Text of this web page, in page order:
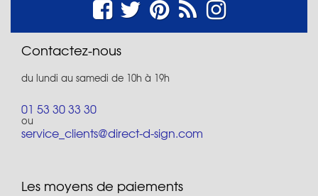
Contactez-nous
du lundi au samedi de 10h à 19h
01 53 30 33 30
ou
service_clients@direct-d-sign.com
Les moyens de paiements